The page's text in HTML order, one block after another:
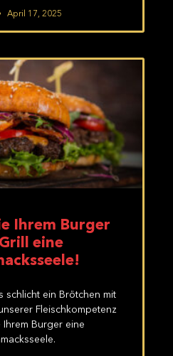
April 17, 2025
Ihrem Burger
eine
schlicht ein Brötchen mit
Fleischkompetenz
Ihrem Burger eine